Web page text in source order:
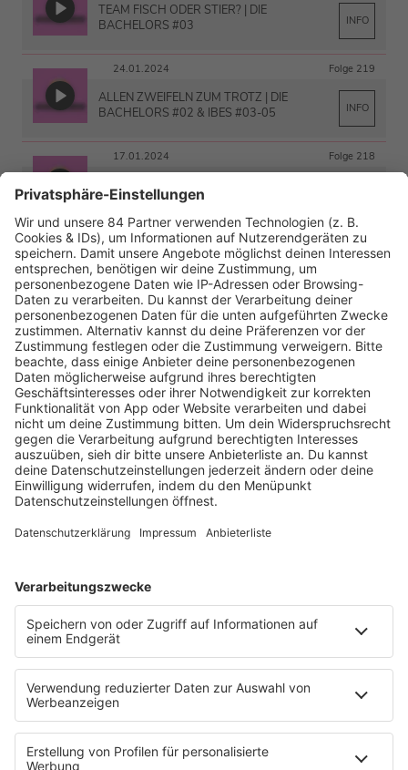
TEAM FISCH ODER STIER? | DIE
BACHELORS #03
INFO
24.01.2024 Folge 219
ALLEN ZWEIFELN ZUM TROTZ | DIE
BACHELORS #02 & IBES #03-05
INFO
17.01.2024 Folge 218
DAS DOPPELTE HOT'CHEN | BACHELOR(S)
#01
11.01.2024 Folge 217
ZOFFHAUS RAMPENSAU | FORSTHAUS
RAMPENSAU #05-07
INFO
03.01.2024 Folge 216
DIE GÜRTELLINIE DES MENSCHEN IST
UNANTASTBAR | FORSTHAUS RAMPENSAU
#01 BIS 04
INFO
20.12.2023 Folge 215
MEINE WUNDERSCHÖNE FRAU IST EINE
EHEMALIGE STRÄFLING | DAS GROSSE P
ROMI-BÜSSEN FINALE
INFO
13.12.2023
ALLES FÜR DIE KINDER... ODER? | DAS
GROSSE PROMI-BÜSSEN #05
29.11.2023 Folge 212
DIE GRIECHISCHE GÖTT'N PACKT AUS | DAS
GROSSE PROMIBÜSSEN #04, BACHELOR IN PA
RADISE, PROMINENT GETRENNT CAST